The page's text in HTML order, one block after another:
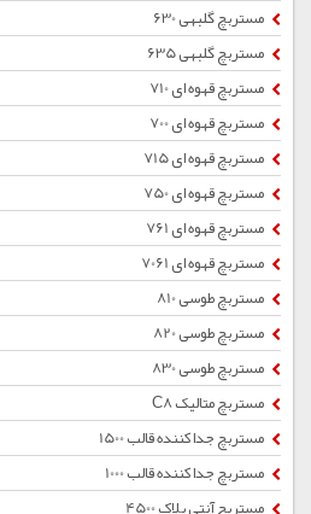
مستربچ گلبهی 630
مستربچ گلبهی 635
مستربچ قهوه ای 710
مستربچ قهوه ای 700
مستربچ قهوه ای 715
مستربچ قهوه ای 750
مستربچ قهوه ای 761
مستربچ قهوه ای 7061
مستربچ طوسی 810
مستربچ طوسی 820
مستربچ طوسی 830
مستربچ متالیک C8
مستربچ جداکننده قالب 1500
مستربچ جداکننده قالب 1000